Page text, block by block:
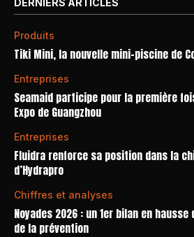
Produits
Tiki Mini, la nouvelle mini-piscine de
Entreprises
Seamaid participe pour la première
Expo de Guangzhou
Entreprises
Fluidra renforce sa position dans la
d’Hydrapro
Chiffres et analyses
Noyades 2026 : un 1er bilan en
de la prévention